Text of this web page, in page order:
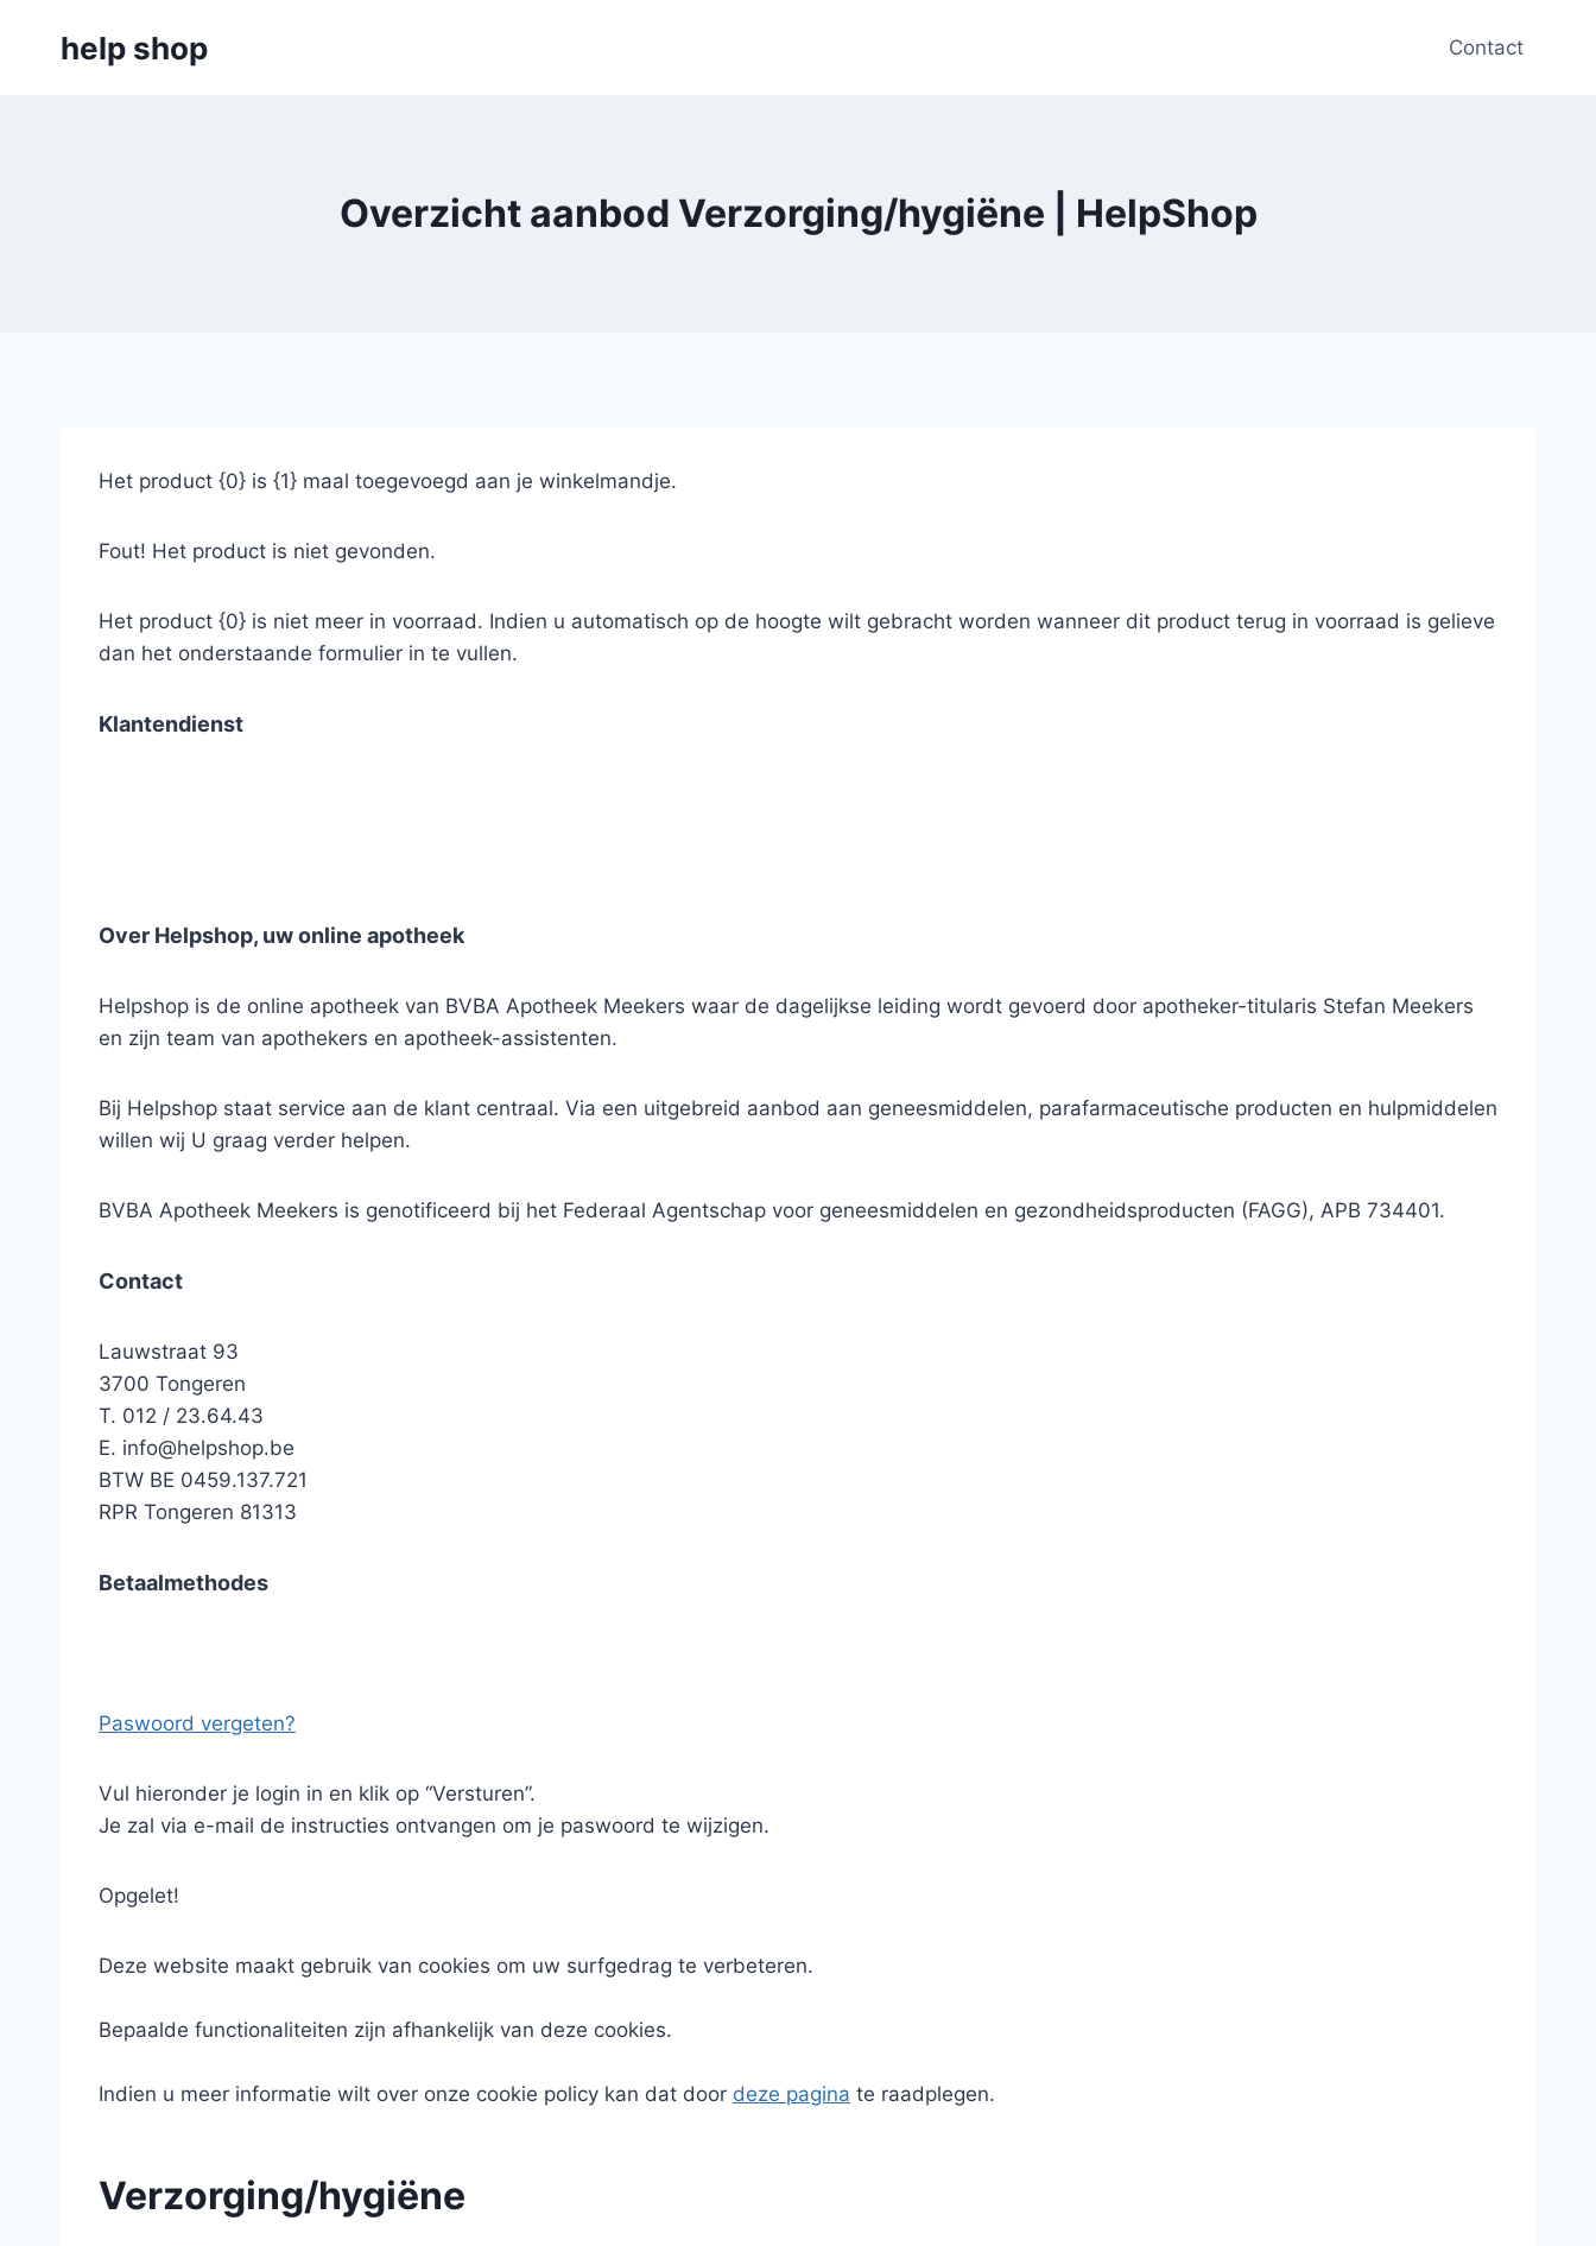
help shop Contact
Overzicht aanbod Verzorging/hygiëne | HelpShop
Het product {0} is {1} maal toegevoegd aan je winkelmandje.
Fout! Het product is niet gevonden.
Het product {0} is niet meer in voorraad. Indien u automatisch op de hoogte wilt gebracht worden wanneer dit product terug in voorraad is gelieve
dan het onderstaande formulier in te vullen.
Klantendienst
Over Helpshop, uw online apotheek
Helpshop is de online apotheek van BVBA Apotheek Meekers waar de dagelijkse leiding wordt gevoerd door apotheker-titularis Stefan Meekers
en zijn team van apothekers en apotheek-assistenten.
Bij Helpshop staat service aan de klant centraal. Via een uitgebreid aanbod aan geneesmiddelen, parafarmaceutische producten en hulpmiddelen
willen wij U graag verder helpen.
BVBA Apotheek Meekers is genotificeerd bij het Federaal Agentschap voor geneesmiddelen en gezondheidsproducten (FAGG), APB 734401.
Contact
Lauwstraat 93
3700 Tongeren
T. 012 / 23.64.43
E. info@helpshop.be
BTW BE 0459.137.721
RPR Tongeren 81313
Betaalmethodes
Paswoord vergeten?
Vul hieronder je login in en klik op “Versturen”.
Je zal via e-mail de instructies ontvangen om je paswoord te wijzigen.
Opgelet!
Deze website maakt gebruik van cookies om uw surfgedrag te verbeteren.
Bepaalde functionaliteiten zijn afhankelijk van deze cookies.
Indien u meer informatie wilt over onze cookie policy kan dat door deze pagina te raadplegen.
Verzorging/hygiëne